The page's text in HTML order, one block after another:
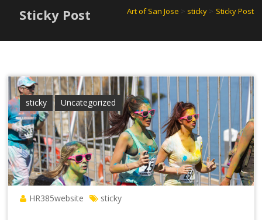
Sticky Post Art of San Jose > sticky> Sticky Post
sticky Uncategorized
HR385website sticky